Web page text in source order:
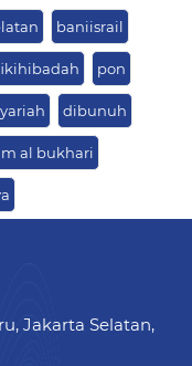
baniisrail
pon
dibunuh
al bukhari
Jakarta Selatan,